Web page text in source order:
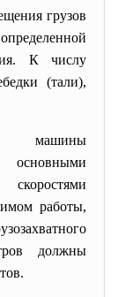
грузов
К числу
(тали),
машины
работы,
должны